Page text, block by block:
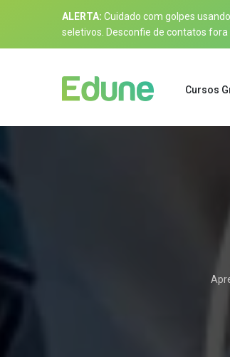
ALERTA: Cuidado com golpes
seletivos. Desconfie de contatos fora
Cursos